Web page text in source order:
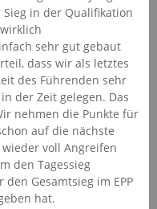
in der Qualifikation
sehr gut gebaut
dass wir als letztes
des Führenden sehr
der Zeit gelegen. Das
nehmen die Punkte für
auf die nächste
voll Angreifen
den Tagessieg
Gesamtsieg im EPP
hat.